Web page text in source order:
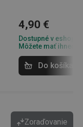
4,90 €
Dostupné v eshope
Môžete mať ihneď
Do košíka
Zoraďovanie